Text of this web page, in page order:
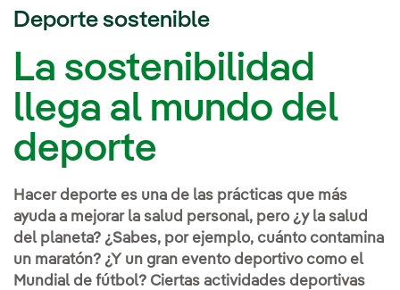
Deporte sostenible
La sostenibilidad
llega al mundo del
deporte
Hacer deporte es una de las prácticas que más
ayuda a mejorar la salud personal, pero ¿y la salud
del planeta? ¿Sabes, por ejemplo, cuánto contamina
un maratón? ¿Y un gran evento deportivo como el
Mundial de fútbol? Ciertas actividades deportivas